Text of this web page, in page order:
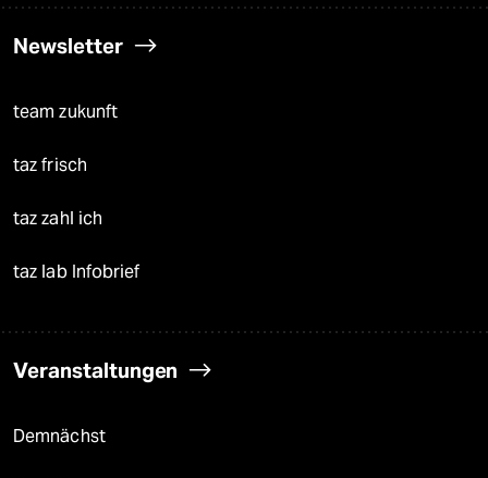
Newsletter
team zukunft
taz frisch
taz zahl ich
taz lab Infobrief
Veranstaltungen
Demnächst